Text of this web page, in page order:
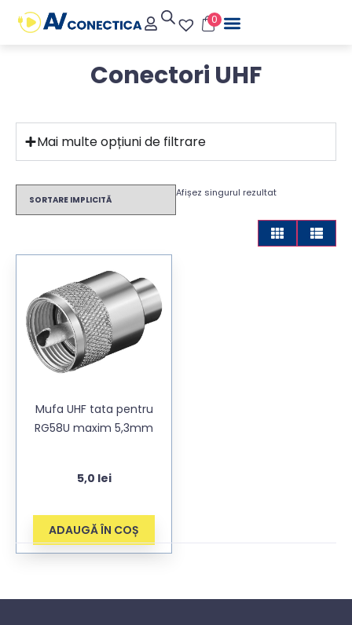
0
Conectori UHF
Mai multe opțiuni de filtrare
Afișez singurul rezultat
Mufa UHF tata pentru
RG58U maxim 5,3mm
5,0 lei
ADAUGĂ ÎN COȘ